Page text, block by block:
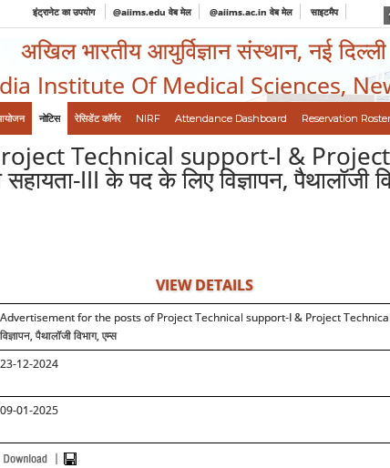
इंट्रानेट का उपयोग @aiims.edu वेब मेल @aiims.ac.in वेब मेल साइटमैप
अखिल भारतीय आयुर्विज्ञान संस्थान, नई दिल्ली
Institute Of Medical Sciences,
नोटिस रेसिडेंट कॉर्नर NIRF Attendance Dashboard Reservation Roster
Technical support-I & Project
III के पद के लिए विज्ञापन, पैथालॉजी
VIEW DETAILS
Advertisement for the posts of Project Technical support-I & Project
विज्ञापन,पैथालॉजी विभाग, एम्स
23-12-2024
09-01-2025